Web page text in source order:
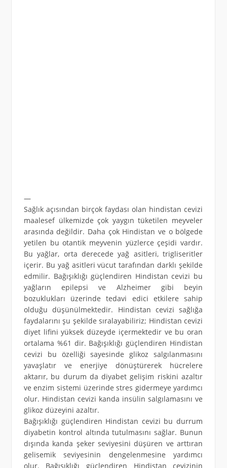
—
Sağlık açısından birçok faydası olan hindistan cevizi
maalesef ülkemizde çok yaygın tüketilen meyveler
arasında değildir. Daha çok Hindistan ve o bölgede
yetilen bu otantik meyvenin yüzlerce çeşidi vardır.
Bu yağlar, orta derecede yağ asitleri, trigliseritler
içerir. Bu yağ asitleri vücut tarafından darklı şekilde
edmilir. Bağışıklığı güçlendiren Hindistan cevizi bu
yağların epilepsi ve Alzheimer gibi beyin
bozuklukları üzerinde tedavi edici etkilere sahip
olduğu düşünülmektedir. Hindistan cevizi sağlığa
faydalarını şu şekilde sıralayabiliriz; Hindistan cevizi
diyet lifini yüksek düzeyde içermektedir ve bu oran
ortalama %61 dir. Bağışıklığı güçlendiren Hindistan
cevizi bu özelliği sayesinde glikoz salgılanmasını
yavaşlatır ve enerjiye dönüştürerek hücrelere
aktarır, bu durum da diyabet gelişim riskini azaltır
ve enzim sistemi üzerinde stres gidermeye yardımcı
olur. Hindistan cevizi kanda insülin salgılamasını ve
glikoz düzeyini azaltır.
Bağışıklığı güçlendiren Hindistan cevizi bu durrum
diyabetin kontrol altında tutulmasını sağlar. Bunun
dışında kanda şeker seviyesini düşüren ve arttıran
gelisemik seviyesinin dengelenmesine yardımcı
olur. Bağışıklığı güçlendiren Hindistan cevizinin